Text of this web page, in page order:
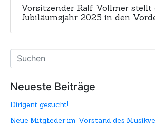
Vorsitzender Ralf Vollmer stellt
Jubiläumsjahr 2025 in den
Neueste Beiträge
Dirigent gesucht!
Neue Mitglieder im Vorstand des